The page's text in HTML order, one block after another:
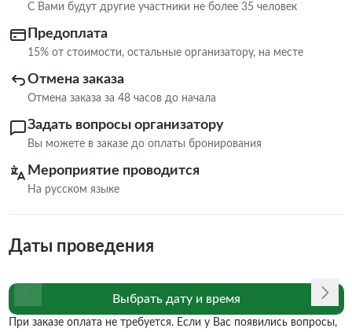
С Вами будут другие участники не более 35 человек
Предоплата
15% от стоимости, остальные организатору, на месте
Отмена заказа
Отмена заказа за 48 часов до начала
Задать вопросы организатору
Вы можете в заказе до оплаты бронирования
Мероприятие проводится
На русском языке
Даты проведения
Выбрать дату и время
При заказе оплата не требуется. Если у Вас появились вопросы,